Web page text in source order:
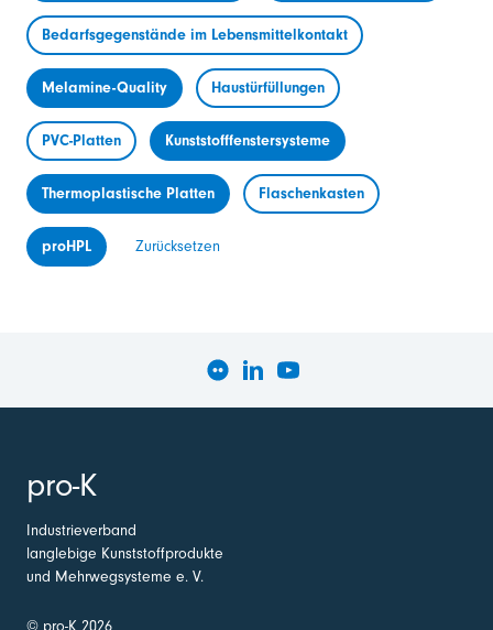
Bedarfsgegenstände im Lebensmittelkontakt
Melamine-Quality Haustürfüllungen
PVC-Platten Kunststofffenstersysteme
Thermoplastische Platten Flaschenkasten
proHPL Zurücksetzen
pro-K
Industrieverband
langlebige Kunststoffprodukte
und Mehrwegsysteme e. V.
© pro-K 2026